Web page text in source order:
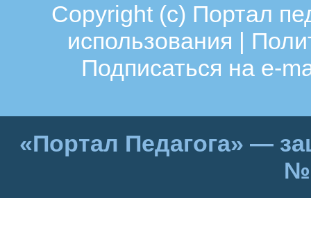
Copyright (c) Портал
использования |
Подписаться на e-
«Портал Педагога» —